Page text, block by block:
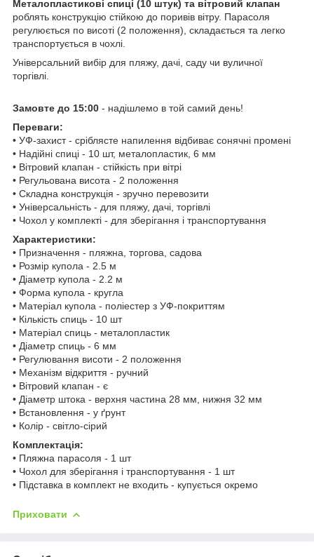
Металопластикові спиці (10 штук) та вітровий клапан
роблять конструкцію стійкою до поривів вітру. Парасоля
регулюється по висоті (2 положення), складається та легко
транспортується в чохлі.
Універсальний вибір для пляжу, дачі, саду чи вуличної
торгівлі.
Замовте до 15:00 - надішлемо в той самий день!
Переваги:
• УФ-захист - сріблясте напилення відбиває сонячні промені
• Надійні спиці - 10 шт, металопластик, 6 мм
• Вітровий клапан - стійкість при вітрі
• Регульована висота - 2 положення
• Складна конструкція - зручно перевозити
• Універсальність - для пляжу, дачі, торгівлі
• Чохол у комплекті - для зберігання і транспортування
Характеристики:
• Призначення - пляжна, торгова, садова
• Розмір купола - 2.5 м
• Діаметр купола - 2.2 м
• Форма купола - кругла
• Матеріал купола - поліестер з УФ-покриттям
• Кількість спиць - 10 шт
• Матеріал спиць - металопластик
• Діаметр спиць - 6 мм
• Регулювання висоти - 2 положення
• Механізм відкриття - ручний
• Вітровий клапан - є
• Діаметр штока - верхня частина 28 мм, нижня 32 мм
• Встановлення - у ґрунт
• Колір - світло-сірий
Комплектація:
• Пляжна парасоля - 1 шт
• Чохол для зберігання і транспортування - 1 шт
• Підставка в комплект не входить - купується окремо
Приховати